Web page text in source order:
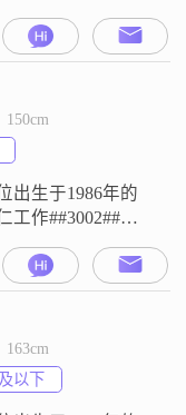
出生于1986年的
工作##3002##我
也能满足基本的
说到学历，我拥
能是我身上比较
##3002##性格方
个开朗爱笑的
的人带来快乐
以下